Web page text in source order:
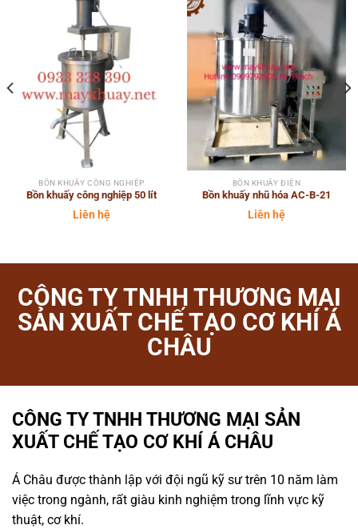
BỒN KHUẤY CÔNG NGHIỆP
Bồn khuấy công nghiệp 50 lít
Liên hệ
BỒN KHUẤY ĐIỆN
Bồn khuấy nhũ hóa AC-B-21
Liên hệ
CÔNG TY TNHH THƯƠNG MẠI
SẢN XUẤT CHẾ TẠO CƠ KHÍ Á
CHÂU
CÔNG TY TNHH THƯƠNG MẠI SẢN
XUẤT CHẾ TẠO CƠ KHÍ Á CHÂU
Á Châu được thành lập với đội ngũ kỹ sư trên 10 năm làm
việc trong ngành, rất giàu kinh nghiệm trong lĩnh vực kỹ
thuật, cơ khí.